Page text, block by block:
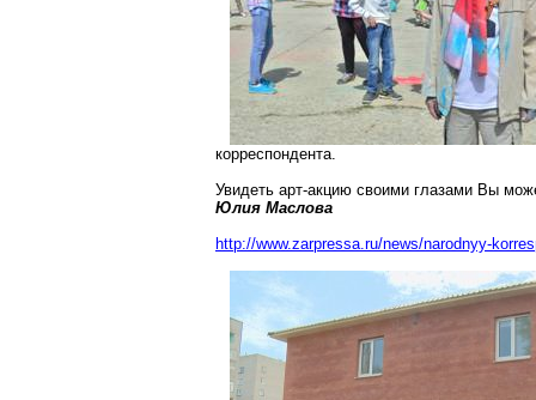
корреспондента.
Увидеть арт-акцию своими глазами Вы
Юлия Маслова
http://www.zarpressa.ru/news/narodnyy-